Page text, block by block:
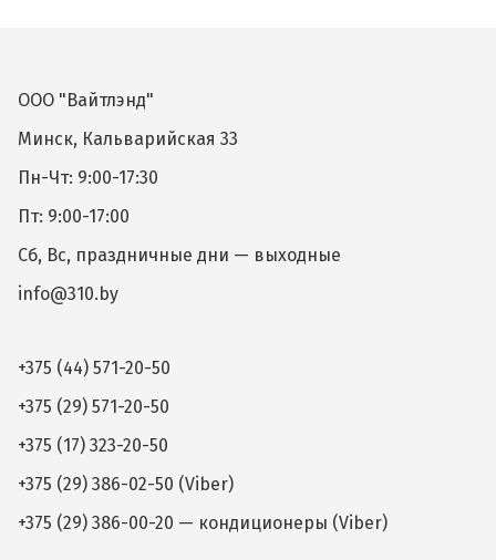
ООО "Вайтлэнд"
Минск, Кальварийская 33
Пн-Чт: 9:00-17:30
Пт: 9:00-17:00
Сб, Вс, праздничные дни — выходные
info@310.by
+375 (44) 571-20-50
+375 (29) 571-20-50
+375 (17) 323-20-50
+375 (29) 386-02-50 (Viber)
+375 (29) 386-00-20 — кондиционеры (Viber)